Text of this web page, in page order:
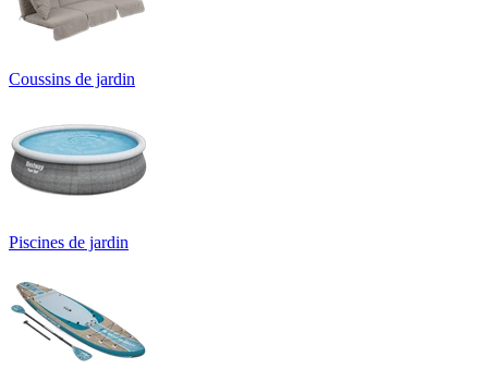
Coussins de jardin
Piscines de jardin